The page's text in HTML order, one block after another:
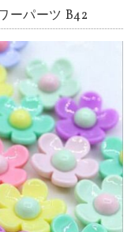
ーパーツ B42